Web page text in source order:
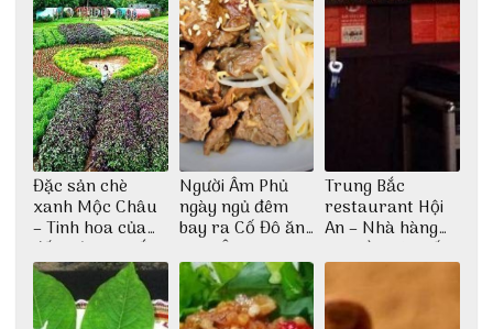
Đặc sản chè
xanh Mộc Châu
– Tinh hoa của
đất trời Tây Bắc
Người Âm Phủ
ngày ngủ đêm
bay ra Cố Đô ăn
Cơm Âm Phủ
Huế
Trung Bắc
restaurant Hội
An – Nhà hàng
cao lầu có thiết
kế vô cùng ấn
tượng giữa lòng
phố Hội